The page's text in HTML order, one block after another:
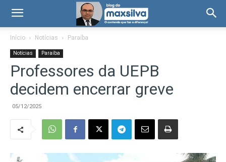
Início Notícias Paraíba
Notícias Paraíba
Professores da UEPB
decidem encerrar greve
05/12/2025